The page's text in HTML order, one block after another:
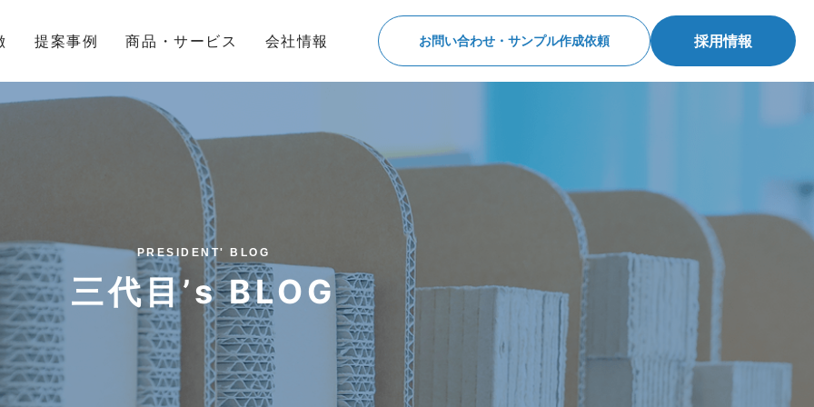
提案事例 商品・サービス 会社情報 お問い合わせ・サンプル作成依頼 採用情報
PRESIDENT' BLOG
三代目’s BLOG